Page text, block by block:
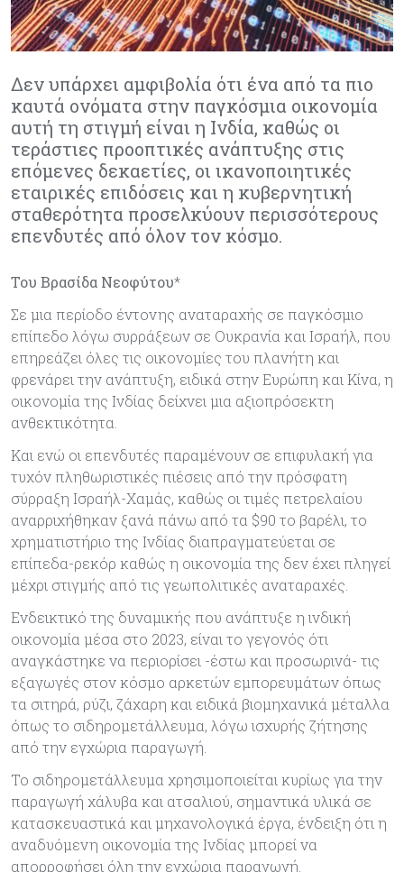
Δεν υπάρχει αμφιβολία ότι ένα από τα πιο
καυτά ονόματα στην παγκόσμια οικονομία
αυτή τη στιγμή είναι η Ινδία, καθώς οι
τεράστιες προοπτικές ανάπτυξης στις
επόμενες δεκαετίες, οι ικανοποιητικές
εταιρικές επιδόσεις και η κυβερνητική
σταθερότητα προσελκύουν περισσότερους
επενδυτές από όλον τον κόσμο.
Του Βρασίδα Νεοφύτου*
Σε μια περίοδο έντονης αναταραχής σε παγκόσμιο
επίπεδο λόγω συρράξεων σε Ουκρανία και Ισραήλ, που
επηρεάζει όλες τις οικονομίες του πλανήτη και
φρενάρει την ανάπτυξη, ειδικά στην Ευρώπη και Κίνα, η
οικονομία της Ινδίας δείχνει μια αξιοπρόσεκτη
ανθεκτικότητα.
Και ενώ οι επενδυτές παραμένουν σε επιφυλακή για
τυχόν πληθωριστικές πιέσεις από την πρόσφατη
σύρραξη Ισραήλ-Χαμάς, καθώς οι τιμές πετρελαίου
αναρριχήθηκαν ξανά πάνω από τα $90 το βαρέλι, το
χρηματιστήριο της Ινδίας διαπραγματεύεται σε
επίπεδα-ρεκόρ καθώς η οικονομία της δεν έχει πληγεί
μέχρι στιγμής από τις γεωπολιτικές αναταραχές.
Ενδεικτικό της δυναμικής που ανάπτυξε η ινδική
οικονομία μέσα στο 2023, είναι το γεγονός ότι
αναγκάστηκε να περιορίσει -έστω και προσωρινά- τις
εξαγωγές στον κόσμο αρκετών εμπορευμάτων όπως
τα σιτηρά, ρύζι, ζάχαρη και ειδικά βιομηχανικά μέταλλα
όπως το σιδηρομετάλλευμα, λόγω ισχυρής ζήτησης
από την εγχώρια παραγωγή.
Το σιδηρομετάλλευμα χρησιμοποιείται κυρίως για την
παραγωγή χάλυβα και ατσαλιού, σημαντικά υλικά σε
κατασκευαστικά και μηχανολογικά έργα, ένδειξη ότι η
αναδυόμενη οικονομία της Ινδίας μπορεί να
απορροφήσει όλη την εγχώρια παραγωγή.